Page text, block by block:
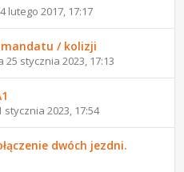
lutego 2017, 17:17
/ kolizji
25 stycznia 2023, 17:13
stycznia 2023, 17:54
dwóch jezdni.